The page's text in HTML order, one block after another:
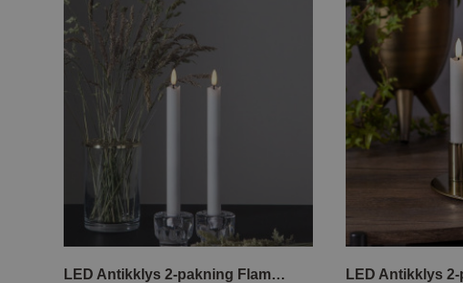
LED Antikklys 2-pakning Flamme Rustic 25 cm